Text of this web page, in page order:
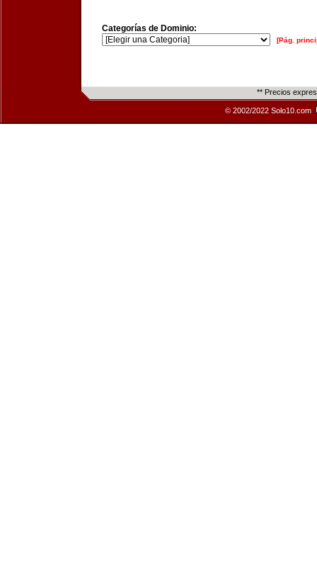
Categorías de Dominio:
[Pág.
** Precios
© 2002/2022 Solo10.com